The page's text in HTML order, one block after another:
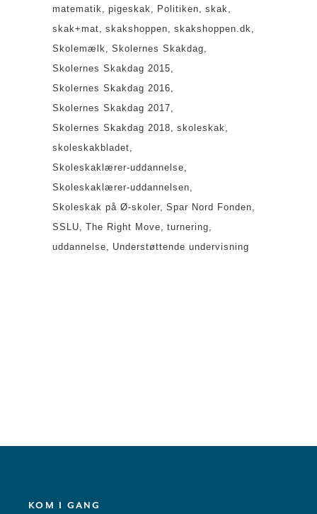
matematik
pigeskak Politiken
skak
skak+mat
skakshoppen
skakshoppen.dk
Skolemælk
Skolernes Skakdag
Skolernes Skakdag 2015
Skolernes Skakdag 2016
Skolernes Skakdag 2017
Skolernes Skakdag 2018
skoleskak
skoleskakbladet
Skoleskaklærer-uddannelse
Skoleskaklærer-uddannelsen
Skoleskak på Ø-skoler Spar Nord Fonden
SSLU
The Right Move
turnering
uddannelse
Understøttende undervisning
KOM I GANG